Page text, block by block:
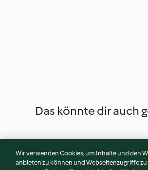
Das könnte dir auch
Wir verwenden Cookies, um Inhalte und den
anbieten zu können und Webseitenzugriffe